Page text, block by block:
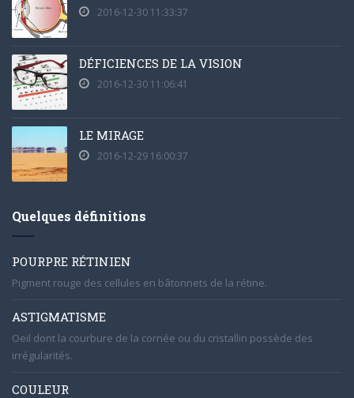
2016-12-30 11:33:37
DÉFICIENCES DE LA VISION
2016-12-30 11:06:41
LE MIRAGE
2016-12-29 16:00:37
Quelques définitions
POURPRE RÉTINIEN
Pigment rouge des cellules en bâtonnets de la rétine.
ASTIGMATISME
Oeil dont la courbure de la cornée ou du cristallin possède des
irrégularités.
COULEUR